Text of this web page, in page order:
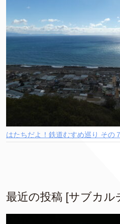
はたちだよ！鉄道むすめ巡り その
最近の投稿 [サブカル